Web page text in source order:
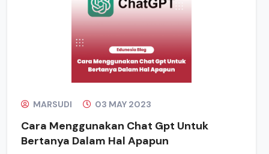
MARSUDI 03 MAY 2023
Cara Menggunakan Chat Gpt Untuk
Bertanya Dalam Hal Apapun